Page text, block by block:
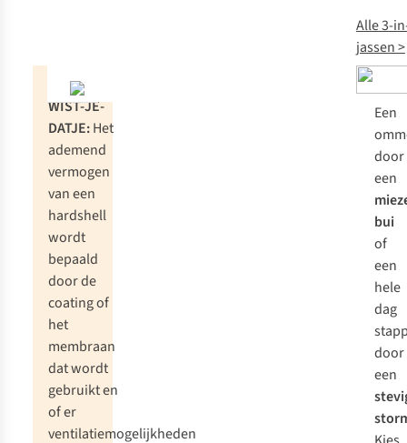
Alle 3-
jassen >
WIST-JE-
DATJE:Het
ademend
vermogen
van een
hardshell
wordt
bepaald
door de
coating of
het
membraan
dat wordt
gebruikt en
of er
ventilatiemogelijkheden
Een
door
een
bui
of
een
hele
dag
door
een